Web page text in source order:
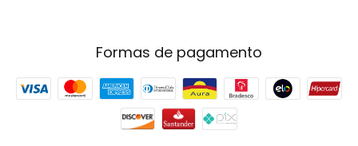
Formas de pagamento